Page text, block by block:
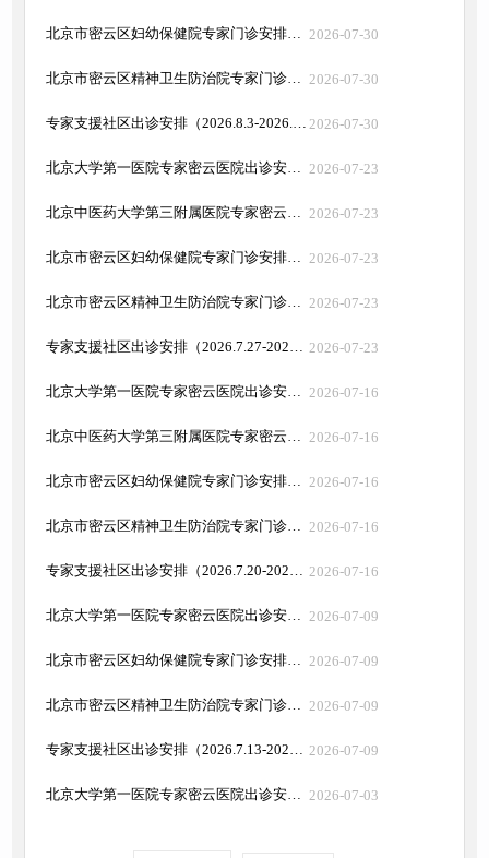
北京市密云区妇幼保健院专家门诊安排（2026.8.3-2026.8.9） 2026-07-30
北京市密云区精神卫生防治院专家门诊安排（2026.8.3-2026.8.9） 2026-07-30
专家支援社区出诊安排（2026.8.3-2026.8.9） 2026-07-30
北京大学第一医院专家密云医院出诊安排（2026.7.27-2026.8.2） 2026-07-23
北京中医药大学第三附属医院专家密云院区出诊安排（2026.7.27-2026.8.2） 2026-07-23
北京市密云区妇幼保健院专家门诊安排（2026.7.27-2026.8.2） 2026-07-23
北京市密云区精神卫生防治院专家门诊安排（2026.7.27-2026.8.2） 2026-07-23
专家支援社区出诊安排（2026.7.27-2026.8.2） 2026-07-23
北京大学第一医院专家密云医院出诊安排（2026.7.20-2026.7.26） 2026-07-16
北京中医药大学第三附属医院专家密云院区出诊安排（2026.7.20-2026.7.26） 2026-07-16
北京市密云区妇幼保健院专家门诊安排（2026.7.20-2026.7.26） 2026-07-16
北京市密云区精神卫生防治院专家门诊安排（2026.7.20-2026.7.26） 2026-07-16
专家支援社区出诊安排（2026.7.20-2026.7.26） 2026-07-16
北京大学第一医院专家密云医院出诊安排（2026.7.13-2026.7.19） 2026-07-09
北京市密云区妇幼保健院专家门诊安排（2026.7.13-2026.7.19） 2026-07-09
北京市密云区精神卫生防治院专家门诊安排（2026.7.13-2026.7.19） 2026-07-09
专家支援社区出诊安排（2026.7.13-2026.7.19） 2026-07-09
北京大学第一医院专家密云医院出诊安排（2026.7.6-2026.7.12） 2026-07-03